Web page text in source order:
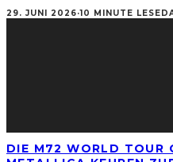
29. JUNI 2026·10 MINUTE
DIE M72 WORLD TOUR